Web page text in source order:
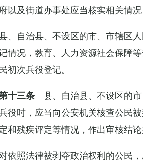
以及街道办事处应当核实相关情况
、自治县、不设区的市、市辖区
情况，教育、人力资源社会保障
初次兵役登记。
十三条 县、自治县、不设区的
役时，应当向公安机关核查公民
和残疾评定等情况，作出审核结
对依照法律被剥夺政治权利的公民